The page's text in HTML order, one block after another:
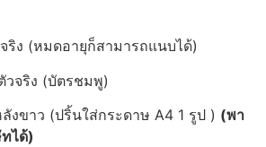
ริง (หมดอายุก็สามารถแนบได้)
จริง (บัตรชมพู)
งขาว (ปริ้นใส่กระดาษ A4 1 รูป ) (พา
ได้)